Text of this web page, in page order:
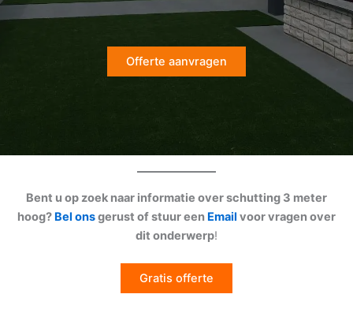
Offerte aanvragen
Bent u op zoek naar informatie over schutting 3 meter
hoog? Bel onsgerust of stuur een Email voor vragen over
dit onderwerp!
Gratis offerte